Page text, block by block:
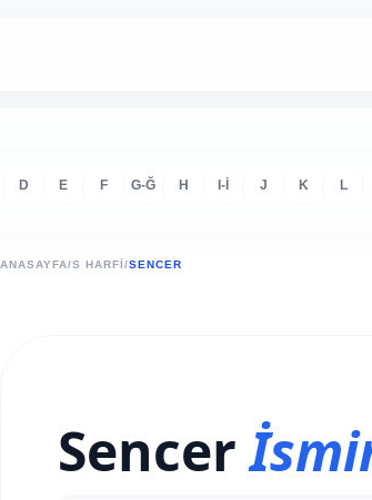
D E F G-Ğ H I-İ J K L
ANASAYFA/S HARFI/SENCER
Sencer